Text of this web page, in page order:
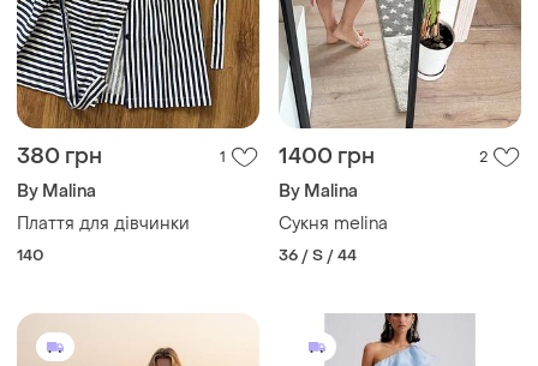
380 грн 1
By Malina
Плаття для дівчинки
140
1400 грн 2
By Malina
Сукня melina
36 / S / 44